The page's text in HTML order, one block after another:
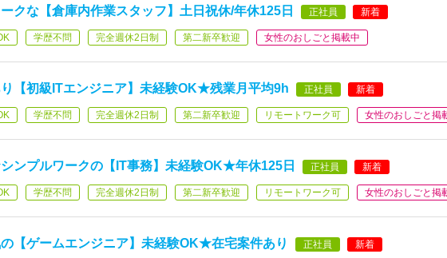
クな【倉庫内作業スタッフ】土日祝休/年休125日 正社員 新着
学歴不問 完全週休2日制 第二新卒歓迎 女性のおしごと掲載中
【初級ITエンジニア】未経験OK★残業月平均9h 正社員 新着
学歴不問 完全週休2日制 第二新卒歓迎 リモートワーク可 女性のおしごと掲
ンプルワークの【IT事務】未経験OK★年休125日 正社員 新着
学歴不問 完全週休2日制 第二新卒歓迎 リモートワーク可 女性のおしごと掲
【ゲームエンジニア】未経験OK★在宅案件あり 正社員 新着